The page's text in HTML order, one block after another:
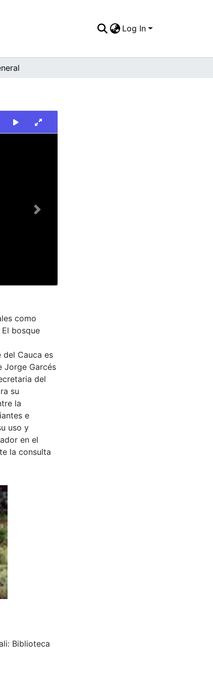
Log In
Next
como
bosque
Cauca es
Jorge Garcés
del
su
la
e
uso y
en el
la consulta
Biblioteca